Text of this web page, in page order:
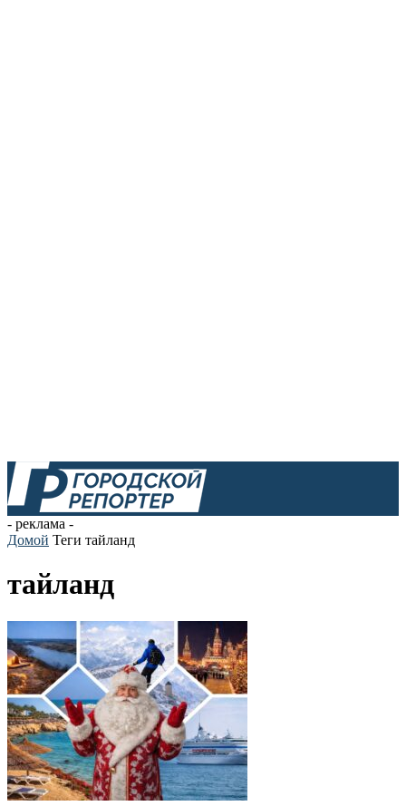
- реклама -
Домой Теги тайланд
тайланд